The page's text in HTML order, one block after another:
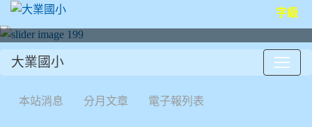
字級
大業國小
本站消息 分月文章 電子報列表